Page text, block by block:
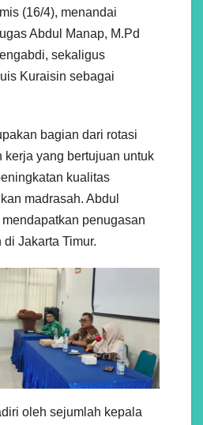
(16/4), menandai
Abdul Manap, M.Pd
sekaligus
Kuraisin sebagai
bagian dari rotasi
kerja yang bertujuan untuk
kualitas
madrasah. Abdul
penugasan
Jakarta Timur.
oleh sejumlah kepala